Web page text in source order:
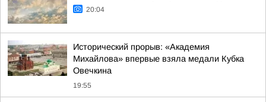
20:04
Исторический прорыв: «Академия
Михайлова» впервые взяла медали Кубка
Овечкина
19:55